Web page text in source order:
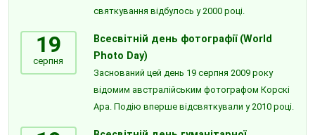
святкування відбулось у 2000 році.
19
серпня
Всесвітній день фотографії (World
Photo Day)
Заснований цей день 19 серпня 2009 року
відомим австралійським фотографом Корскі
Ара. Подію вперше відсвяткували у 2010 році.